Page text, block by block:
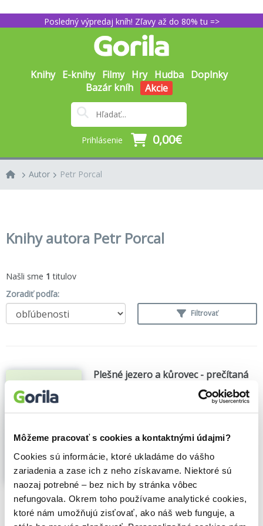
Môžeme pracovať s cookies a kontaktnými údajmi?
Cookies sú informácie, ktoré ukladáme do vášho
zariadenia a zase ich z neho získavame. Niektoré sú
naozaj potrebné – bez nich by stránka vôbec
nefungovala. Okrem toho používame analytické cookies,
ktoré nám umožňujú zisťovať, ako náš web funguje, a
Posledný výpredaj kníh! Zľavy až do 80% tu =>
Knihy E-knihy Filmy Hry Hudba Doplnky
Bazár kníh
Akcie
Prihlásenie 0,00€
Autor Petr Porcal
Knihy autora Petr Porcal
Našli sme 1 titulov
Zoradiť podľa:
Filtrovať
Plešné jezero a kůrovec - prečítaná
(bazár kníh)
Petr Porcal,
🌴 Máme na sklade, posielame ihneď.
7,50€